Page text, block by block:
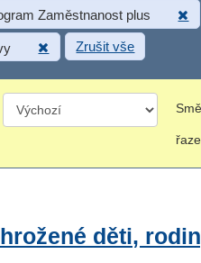
Zaměstnanost plus
Zrušit vše
děti,